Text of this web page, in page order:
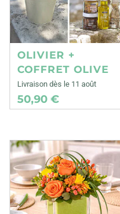
OLIVIER +
COFFRET OLIVE
Livraison dès le 11 août
50,90 €